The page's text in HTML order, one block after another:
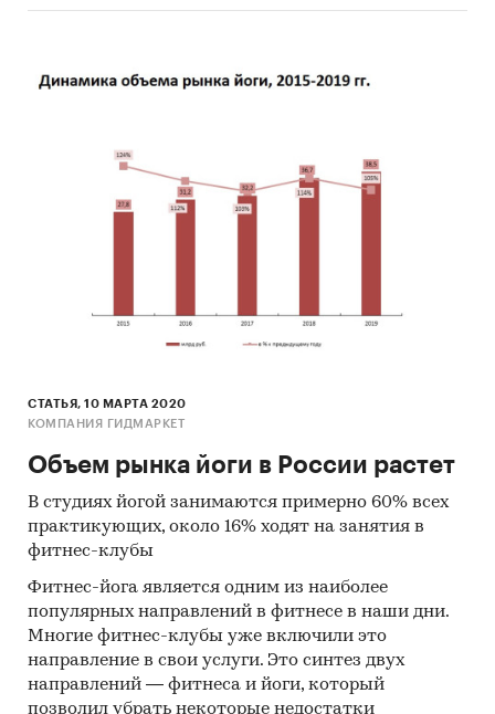
СТАТЬЯ, 10 МАРТА 2020
КОМПАНИЯ ГИДМАРКЕТ
Объем рынка йоги в России растет
В студиях йогой занимаются примерно 60% всех
практикующих, около 16% ходят на занятия в
фитнес-клубы
Фитнес-йога является одним из наиболее
популярных направлений в фитнесе в наши дни.
Многие фитнес-клубы уже включили это
направление в свои услуги. Это синтез двух
направлений — фитнеса и йоги, который
позволил убрать некоторые недостатки